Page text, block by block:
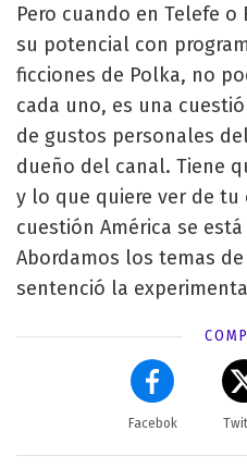
Pero cuando en Telefe o
su potencial con
ficciones de Polka, no
cada uno, es una
de gustos personales
dueño del canal. Tiene
y lo que quiere ver de tu
cuestión América se
Abordamos los temas
sentenció la
Facebok